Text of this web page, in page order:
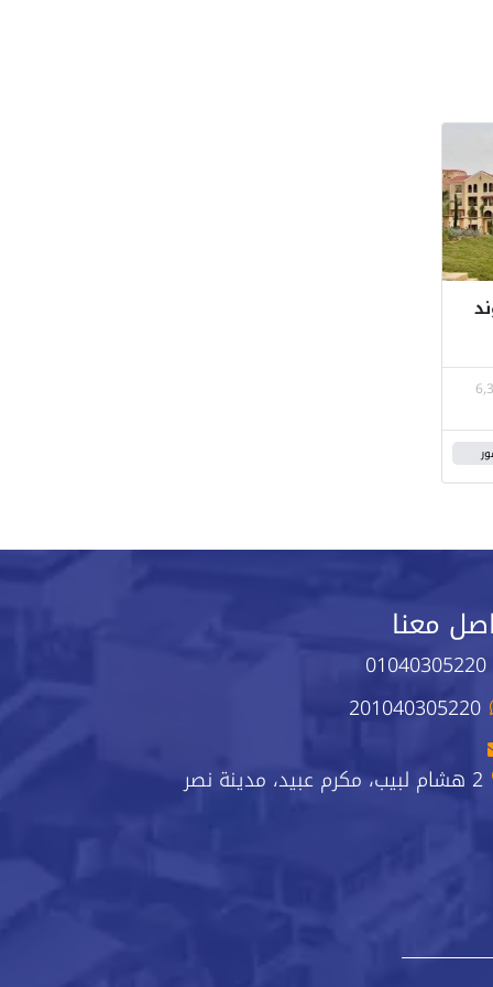
معنا
01040305220
201040305220
2 هشام لبيب، مكرم عبيد، مدينة نصر